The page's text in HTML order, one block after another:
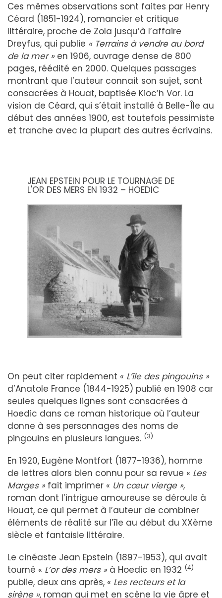
Ces mêmes observations sont faites par Henry
Céard (1851-1924), romancier et critique
littéraire, proche de Zola jusqu’à l’affaire
Dreyfus, qui publie « Terrains à vendre au bord
de la mer »en 1906, ouvrage dense de 800
pages, réédité en 2000. Quelques passages
montrant que l’auteur connait son sujet, sont
consacrées à Houat, baptisée Kioc’h Vor. La
vision de Céard, qui s’était installé à Belle-Île au
début des années 1900, est toutefois pessimiste
et tranche avec la plupart des autres écrivains.
JEAN EPSTEIN POUR LE TOURNAGE DE
L'OR DES MERS EN 1932 – HOEDIC
On peut citer rapidement « L’île des pingouins »
d’Anatole France (1844-1925) publié en 1908 car
seules quelques lignes sont consacrées à
Hoedic dans ce roman historique où l’auteur
donne à ses personnages des noms de
pingouins en plusieurs langues. (3)
En 1920, Eugène Montfort (1877-1936), homme
de lettres alors bien connu pour sa revue « Les
Marges »fait imprimer « Un cœur vierge »,
roman dont l’intrigue amoureuse se déroule à
Houat, ce qui permet à l’auteur de combiner
éléments de réalité sur l’île au début du XXème
siècle et fantaisie littéraire.
Le cinéaste Jean Epstein (1897-1953), qui avait
tourné « L’or des mers » à Hoedic en 1932 (4)
publie, deux ans après, « Les recteurs et la
sirène », roman qui met en scène la vie âpre et